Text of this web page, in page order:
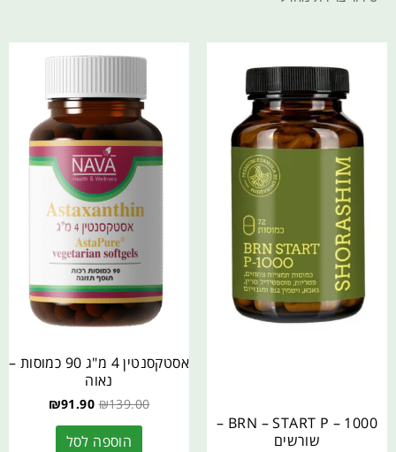
BRN – START P – 1000 –
שורשים
אסטקסנטין 4 מ"ג 90 כמוסות –
נאוה
₪139.00
₪91.90
הוספה לסל